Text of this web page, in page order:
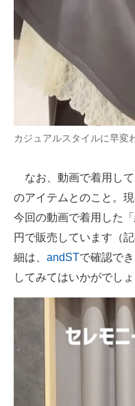
カジュアルスタイルに早変
なお、動画で着用し
のアイテムとのこと。
今回の動画で着用した
円で販売しています（
細は、 andSTで確認で
してみてはいかがでしょ